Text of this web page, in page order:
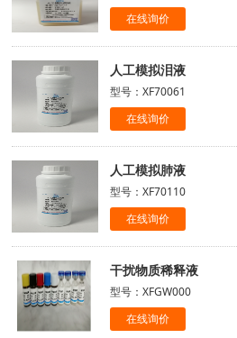
在线询价
人工模拟泪液
型号：XF70061
在线询价
人工模拟肺液
型号：XF70110
在线询价
干扰物质稀释液
型号：XFGW000
在线询价